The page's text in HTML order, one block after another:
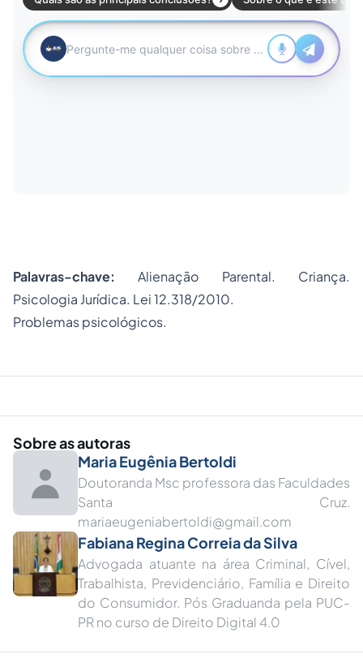
Palavras-chave:Alienação Parental. Criança.
Psicologia Jurídica. Lei 12.318/2010.
Problemas psicológicos.
Sobre as autoras
Maria Eugênia Bertoldi
Doutoranda Msc professora das Faculdades
Santa Cruz.
mariaeugeniabertoldi@gmail.com
Fabiana Regina Correia da Silva
Advogada atuante na área Criminal, Cível,
Trabalhista, Previdenciário, Família e Direito
do Consumidor. Pós Graduanda pela PUC-
PR no curso de Direito Digital 4.0